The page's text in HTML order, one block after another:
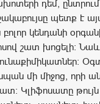
դեմ, ընտրում
պետք է
բոլոր կենդանի
շատ խոցելի։
մի միջոց, որի
Կլիֆոսատը